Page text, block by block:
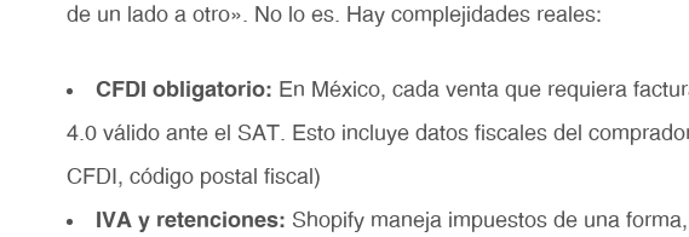
de un lado a otro». No lo es. Hay complejidades reales:
CFDI obligatorio: En México, cada venta que requiera
4.0 válido ante el SAT. Esto incluye datos fiscales del
CFDI, código postal fiscal)
IVA y retenciones: Shopify maneja impuestos de una